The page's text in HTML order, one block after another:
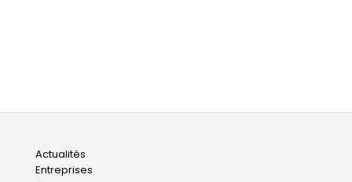
Main
Actualités
Entreprises